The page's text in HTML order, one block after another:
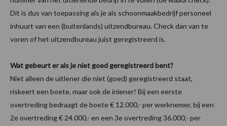
Dit is dus van toepassing als je als schoonmaakbedrijf personeel
inhuurt van een (buitenlands) uitzendbureau. Check dan van te
voren of het uitzendbureau juist geregistreerd is.
Wat gebeurt er als je niet goed geregistreerd bent?
Niet alleen de uitlener die niet (goed) geregistreerd staat,
riskeert een boete, maar ook de inlener! Bij een eerste
overtreding bedraagt de boete € 12.000,- per werknemer, bij een
2e overtreding € 24.000,- en een 3e overtreding 36.000,- per